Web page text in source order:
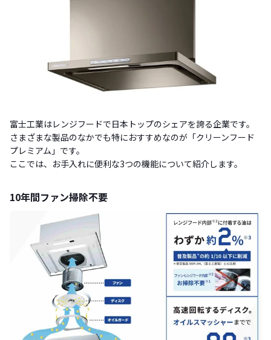
富士工業はレンジフードで日本トップのシェアを誇る企業です。
さまざまな製品のなかでも特におすすめなのが「クリーンフード
プレミアム」です。
ここでは、お手入れに便利な3つの機能について紹介します。
10年間ファン掃除不要